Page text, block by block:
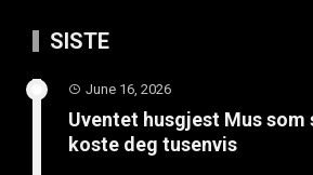
SISTE
June 16, 2026
Uventet husgjest Mus som
koste deg tusenvis